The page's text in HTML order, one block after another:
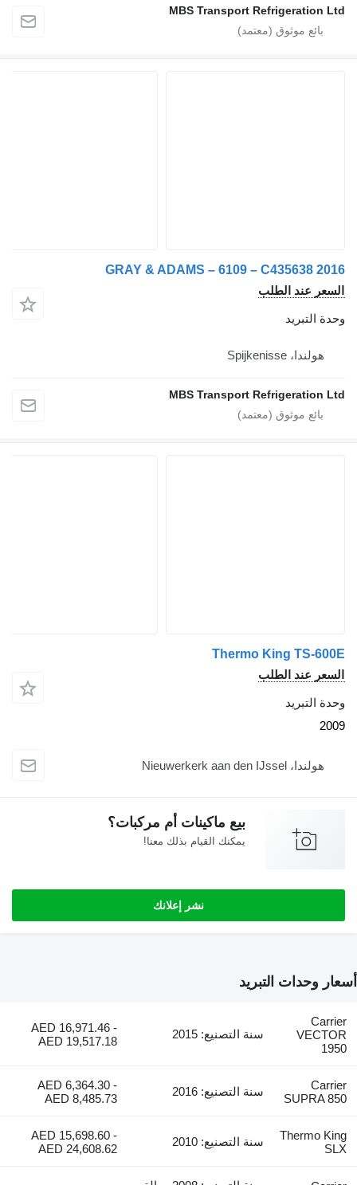
MBS Transport
عند الطلب
MBS Transport
Thermo King TS-
عند الطلب
بيع ماكينات أم مركبات؟
يمكنك القيام بذلك معنا!
نشر إعلانك
التبريد
سنة التصنيع: 2015
AED 16,971.46 -
AED 19,517.18
سنة التصنيع: 2016
AED 6,364.30 -
AED 8,485.73
سنة التصنيع: 2010
AED 15,698.60 -
AED 24,608.62